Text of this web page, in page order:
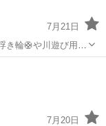
7月21日
き輪🛟や川遊び用の
続いたたため、1週
7月20日